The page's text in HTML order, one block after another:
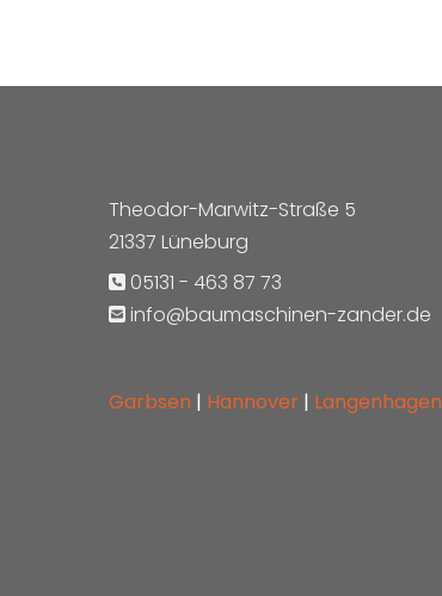
Theodor-Marwitz-Straße 5
21337 Lüneburg
 05131 - 463 87 73
 info@baumaschinen-zander.de
Garbsen | Hannover | Langenhagen